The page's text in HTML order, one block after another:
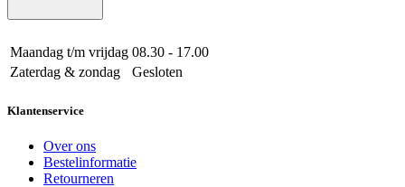
Maandag t/m vrijdag 08.30 - 17.00
Zaterdag & zondag
Gesloten
Klantenservice
Over ons
Bestelinformatie
Retourneren